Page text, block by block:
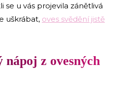
se u vás projevila zánětlivá
uškrábat, oves svědění jistě
z ovesných